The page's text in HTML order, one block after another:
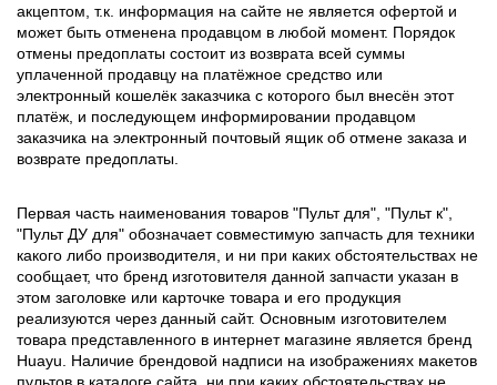
акцептом, т.к. информация на сайте не является офертой и
может быть отменена продавцом в любой момент. Порядок
отмены предоплаты состоит из возврата всей суммы
уплаченной продавцу на платёжное средство или
электронный кошелёк заказчика с которого был внесён этот
платёж, и последующем информировании продавцом
заказчика на электронный почтовый ящик об отмене заказа и
возврате предоплаты.
Первая часть наименования товаров "Пульт для", "Пульт к",
"Пульт ДУ для" обозначает совместимую запчасть для техники
какого либо производителя, и ни при каких обстоятельствах не
сообщает, что бренд изготовителя данной запчасти указан в
этом заголовке или карточке товара и его продукция
реализуются через данный сайт. Основным изготовителем
товара представленного в интернет магазине является бренд
Huayu. Наличие брендовой надписи на изображениях макетов
пультов в каталоге сайта, ни при каких обстоятельствах не